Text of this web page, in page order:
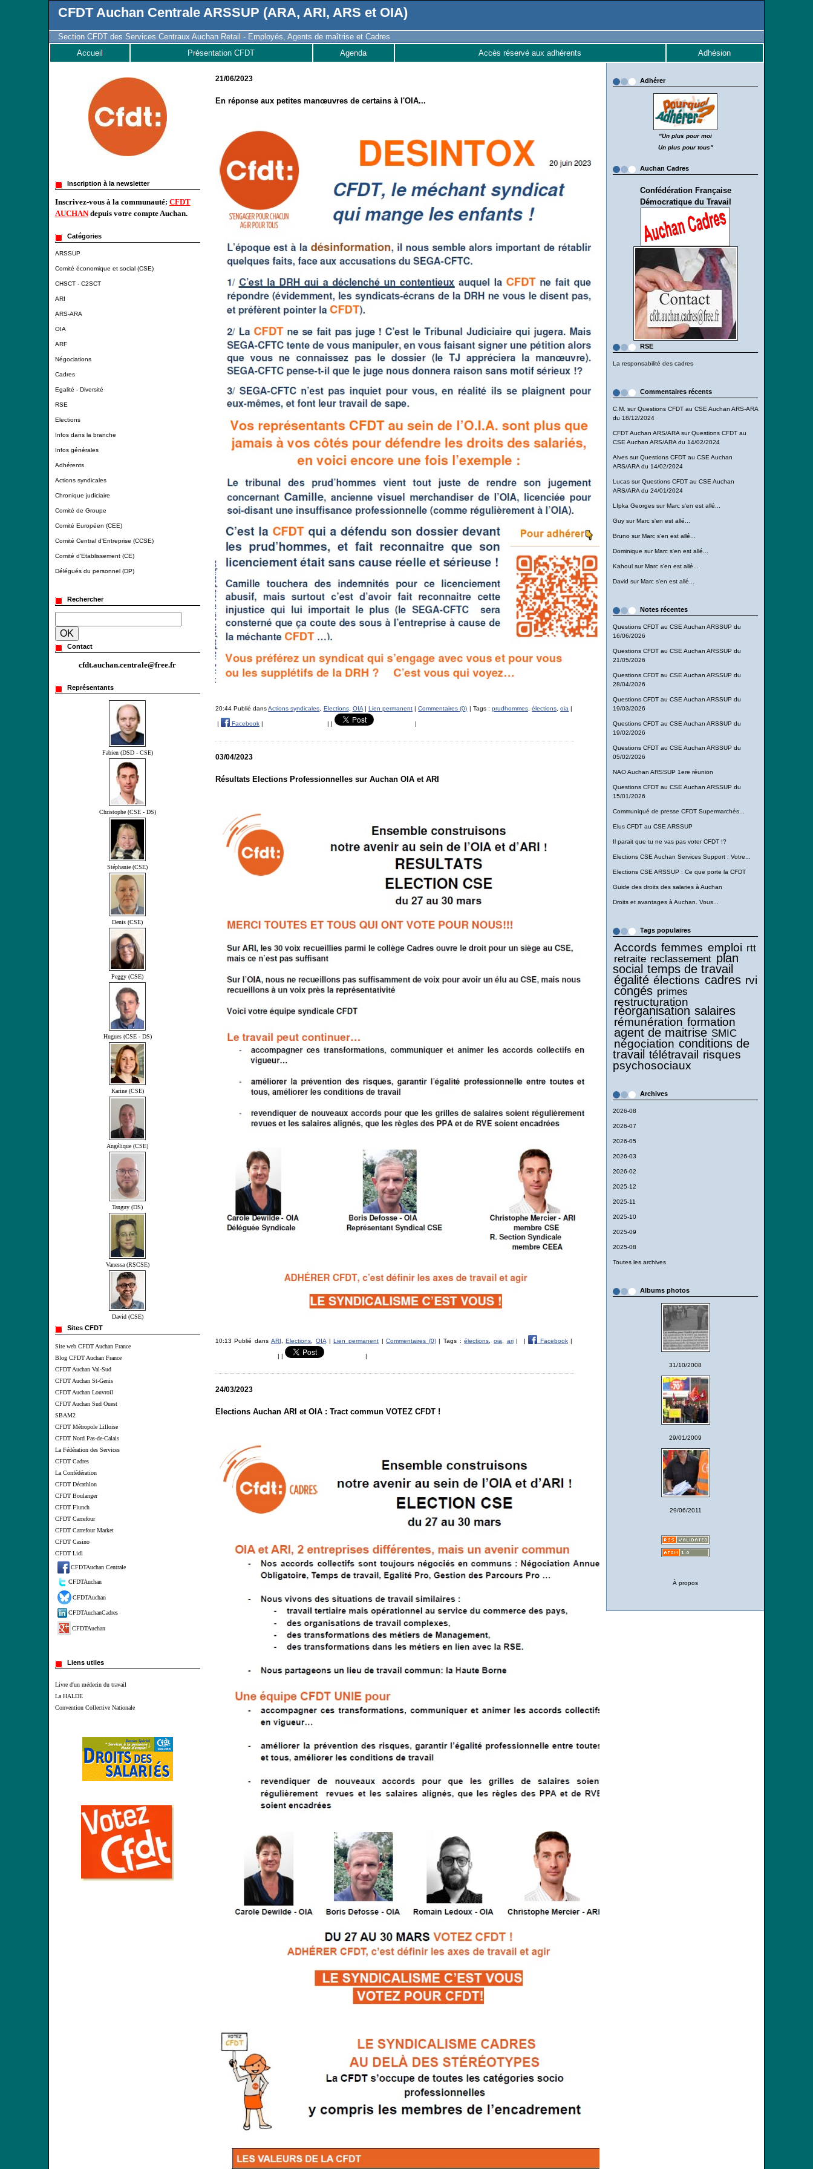
CFDT Auchan Centrale ARSSUP (ARA, ARI, ARS et OIA)
Section CFDT des Services Centraux Auchan Retail - Employés, Agents de maîtrise et Cadres
Accueil
Présentation CFDT Agenda Accès réservé aux adhérents Adhésion
Inscription à la newsletter
Inscrivez-vous à la communauté: CFDT
AUCHANdepuis votre compte Auchan.
Catégories
ARSSUP
Comité économique et social (CSE)
CHSCT - C2SCT
ARI
ARS-ARA
OIA
ARF
Négociations
Cadres
Egalité - Diversité
RSE
Elections
Infos dans la branche
Infos générales
Adhérents
Actions syndicales
Chronique judiciaire
Comité de Groupe
Comité Européen (CEE)
Comité Central d'Entreprise (CCSE)
Comité d'Etablissement (CE)
Délégués du personnel (DP)
Rechercher
Contact
cfdt.auchan.centrale@free.fr
Représentants
Fabien (DSD - CSE)
Christophe (CSE - DS)
Stéphanie (CSE)
Denis (CSE)
Peggy (CSE)
Hugues (CSE - DS)
Karine (CSE)
Angélique (CSE)
Tanguy (DS)
Vanessa (RSCSE)
David (CSE)
Sites CFDT
Site web CFDT Auchan France
Blog CFDT Auchan France
CFDT Auchan Val-Sud
CFDT Auchan St-Genis
CFDT Auchan Louvroil
CFDT Auchan Sud Ouest
SBAM2
CFDT Métropole Lilloise
CFDT Nord Pas-de-Calais
La Fédération des Services
CFDT Cadres
La Confédération
CFDT Décathlon
CFDT Boulanger
CFDT Flunch
CFDT Carrefour
CFDT Carrefour Market
CFDT Casino
CFDT Lidl
CFDTAuchan Centrale
CFDTAuchan
CFDTAuchan
CFDTAuchanCadres
CFDTAuchan
Liens utiles
Livre d'un médecin du travail
La HALDE
Convention Collective Nationale
Adhérer
"Un plus pour moi
Un plus pour tous"
Auchan Cadres
Confédération Française
Démocratique du Travail
RSE
La responsabilité des cadres
Commentaires récents
C.M. surQuestions CFDT au CSE Auchan ARS-ARA
du 18/12/2024
CFDT Auchan ARS/ARA surQuestions CFDT au
CSE Auchan ARS/ARA du 14/02/2024
Alves surQuestions CFDT au CSE Auchan
ARS/ARA du 14/02/2024
Lucas surQuestions CFDT au CSE Auchan
ARS/ARA du 24/01/2024
LIpka Georges surMarc s'en est allé...
Guy surMarc s'en est allé...
Bruno surMarc s'en est allé...
Dominique surMarc s'en est allé...
Kahoul surMarc s'en est allé...
David surMarc s'en est allé...
Notes récentes
Questions CFDT au CSE Auchan ARSSUP du
16/06/2026
Questions CFDT au CSE Auchan ARSSUP du
21/05/2026
Questions CFDT au CSE Auchan ARSSUP du
28/04/2026
Questions CFDT au CSE Auchan ARSSUP du
19/03/2026
Questions CFDT au CSE Auchan ARSSUP du
19/02/2026
Questions CFDT au CSE Auchan ARSSUP du
05/02/2026
NAO Auchan ARSSUP 1ere réunion
Questions CFDT au CSE Auchan ARSSUP du
15/01/2026
Communiqué de presse CFDT Supermarchés...
Elus CFDT au CSE ARSSUP
Il parait que tu ne vas pas voter CFDT !?
Elections CSE Auchan Services Support : Votre...
Elections CSE ARSSUP : Ce que porte la CFDT
Guide des droits des salaries à Auchan
Droits et avantages à Auchan. Vous...
Tags populaires
Accords femmes emploi rtt
retraite reclassement plan
social temps de travail
égalité élections cadres rvi
congés primes
restructuration
réorganisation salaires
rémunération formation
agent de maitrise SMIC
négociation conditions de
travail télétravail
risques
psychosociaux
Archives
2026-08
2026-07
2026-05
2026-03
2026-02
2025-12
2025-11
2025-10
2025-09
2025-08
Toutes les archives
Albums photos
31/10/2008
29/01/2009
29/06/2011
À propos
21/06/2023
En réponse aux petites manœuvres de certains à l'OIA...
20:44 Publié dansActions syndicales, Elections, OIA| Lien permanent |Commentaires (0) | Tags : prudhommes,élections,oia |
| Facebook| | | |
03/04/2023
Résultats Elections Professionnelles sur Auchan OIA et ARI
10:13 Publié dans ARI ,Elections OIA |Lien permanent|Commentaires (0)| Tags :élections oia ari| | Facebook|
| | |
24/03/2023
Elections Auchan ARI et OIA : Tract commun VOTEZ CFDT !